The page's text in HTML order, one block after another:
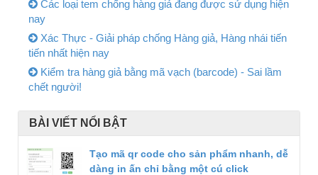
Các loại tem chống hàng giả đang được sử dụng hiện
nay
Xác Thực - Giải pháp chống Hàng giả, Hàng nhái tiến
tiến nhất hiện nay
Kiểm tra hàng giả bằng mã vạch (barcode) - Sai lầm
chết người!
BÀI VIẾT NỔI BẬT
Tạo mã qr code cho sản phẩm nhanh, dễ
dàng in ấn chỉ bằng một cú click